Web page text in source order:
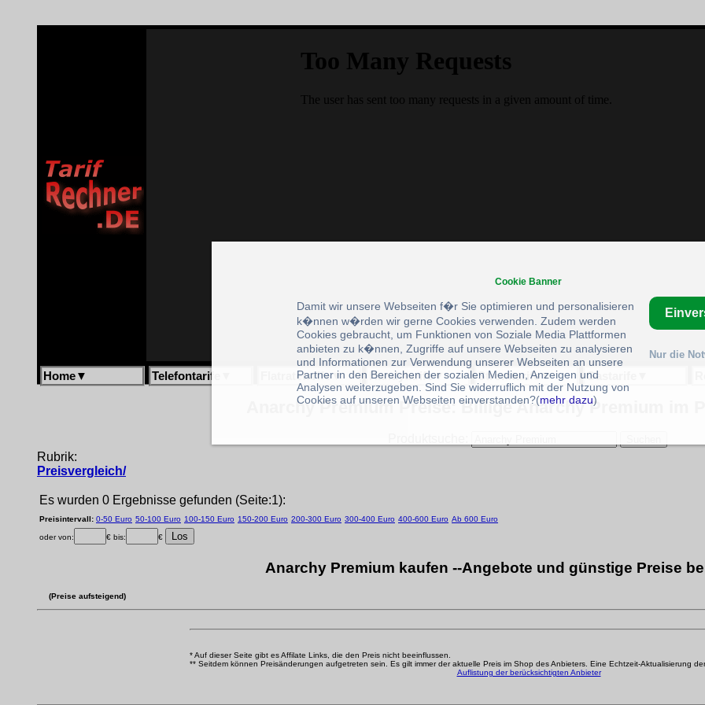
Home▼ Telefontarife Flatratetarife▼ Handytarife▼ Stromtarife▼ Gastarife
Anarchy Premium Preise: Billige Anarchy Premium im
Rubrik:
Preisvergleich/
Es wurden 0 Ergebnisse gefunden (Seite:1):
Preisintervall: 0-50 Euro 50-100 Euro 100-150 Euro 150-200 Euro 200-300 Euro 300-400 Euro 400-600 Euro Ab 600 Euro
oder von: € bis: €
Anarchy Premium kaufen --Angebote und günstige Preise
(Preise aufsteigend)
* Auf dieser Seite gibt es Affilate Links, die den Preis nicht beeinflussen.
** Seitdem können Preisänderungen aufgetreten sein. Es gilt immer der aktuelle Preis im Shop des Anbieters. Eine Echtzeit-Aktualisierung
Auflistung der berücksichtigten Anbieter
Cookie Banner
Damit wir unsere Webseiten f�r Sie optimieren und personalisieren
k�nnen w�rden wir gerne Cookies verwenden. Zudem werden
Cookies gebraucht, um Funktionen von Soziale Media Plattformen
anbieten zu k�nnen, Zugriffe auf unsere Webseiten zu analysieren
und Informationen zur Verwendung unserer Webseiten an unsere
Partner in den Bereichen der sozialen Medien, Anzeigen und
Analysen weiterzugeben. Sind Sie widerruflich mit der Nutzung von
Cookies auf unseren Webseiten einverstanden?(mehr dazu)
Nur die